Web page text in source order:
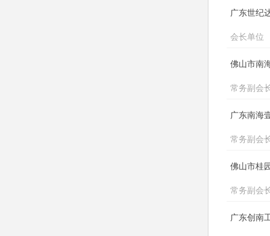
广东世纪
会长单位
佛山市南
常务副会
广东南海
常务副会
佛山市桂
常务副会
广东创南